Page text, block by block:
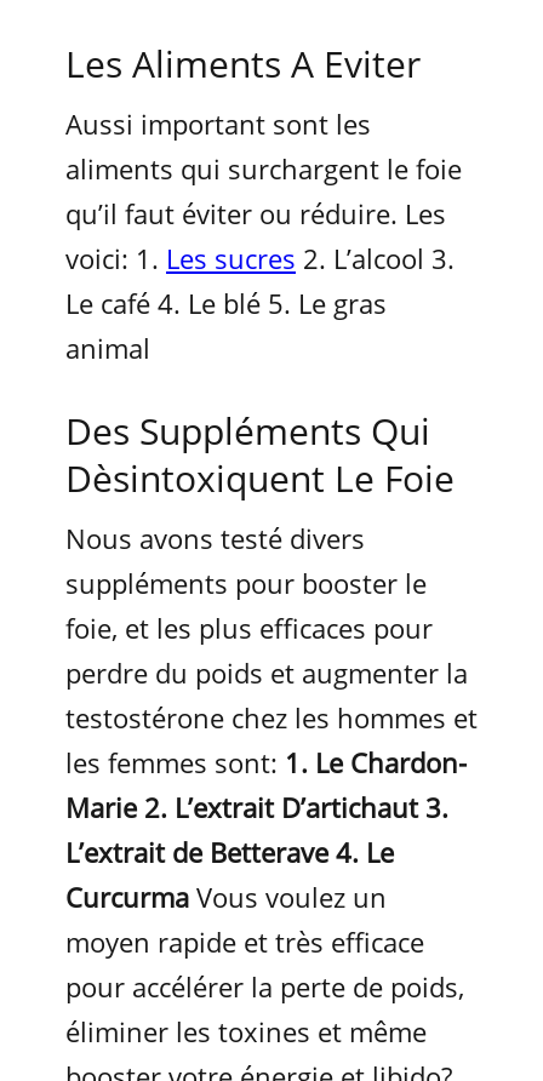
Les Aliments A Eviter
Aussi important sont les
aliments qui surchargent le foie
qu’il faut éviter ou réduire. Les
voici: 1. Les sucres 2. L’alcool 3.
Le café 4. Le blé 5. Le gras
animal
Des Suppléments Qui
Dèsintoxiquent Le Foie
Nous avons testé divers
suppléments pour booster le
foie, et les plus efficaces pour
perdre du poids et augmenter la
testostérone chez les hommes et
les femmes sont: 1. Le Chardon-
Marie 2. L’extrait D’artichaut 3.
L’extrait de Betterave 4. Le
Curcurma Vous voulez un
moyen rapide et très efficace
pour accélérer la perte de poids,
éliminer les toxines et même